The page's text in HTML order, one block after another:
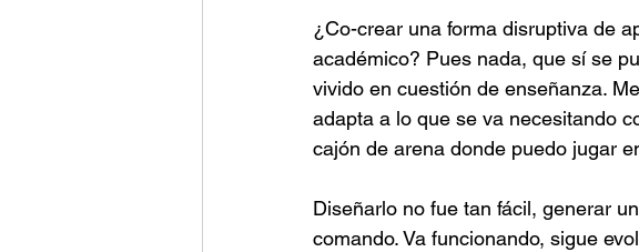
¿Co-crear una forma disruptiva de
académico? Pues nada, que sí se
vivido en cuestión de enseñanza.
adapta a lo que se va necesitando
cajón de arena donde puedo jugar
Diseñarlo no fue tan fácil, generar
comando. Va funcionando, sigue